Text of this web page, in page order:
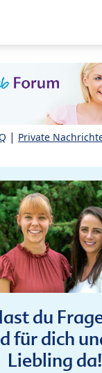
| Private
du
für dich
Liebling da!